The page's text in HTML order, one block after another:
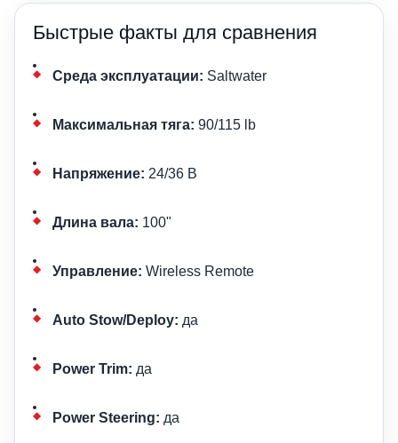
Быстрые факты для сравнения
Среда эксплуатации: Saltwater
Максимальная тяга: 90/115 lb
Напряжение: 24/36 В
Длина вала: 100"
Управление: Wireless Remote
Auto Stow/Deploy: да
Power Trim: да
Power Steering: да